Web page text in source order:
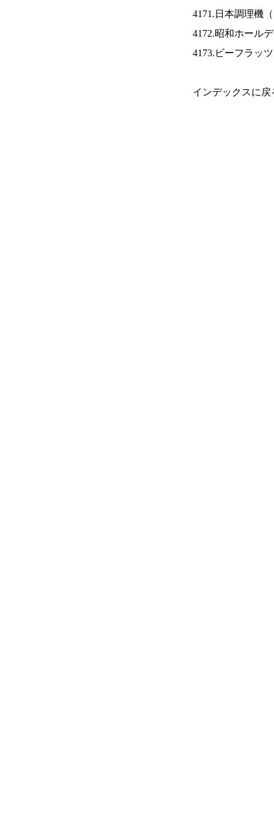
4171.日本調理機（
4172.昭和ホール
4173.ビーフラッ
インデックスに戻